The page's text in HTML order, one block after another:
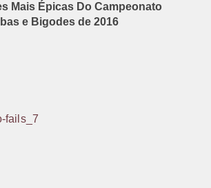
Mais Épicas Do Campeonato
e Bigodes de 2016